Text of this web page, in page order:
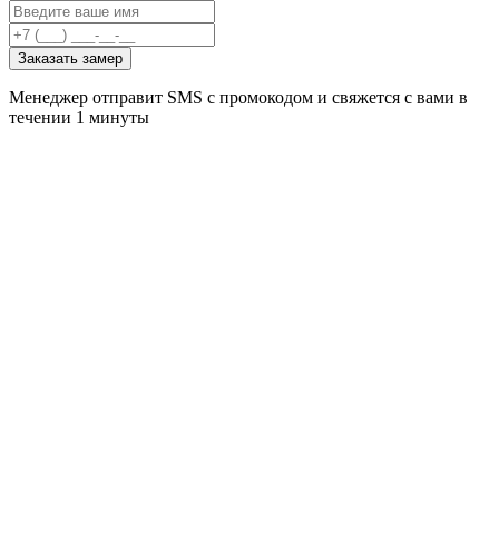
Заказать замер
Менеджер отправит SMS с промокодом и свяжется с вами в
течении 1 минуты